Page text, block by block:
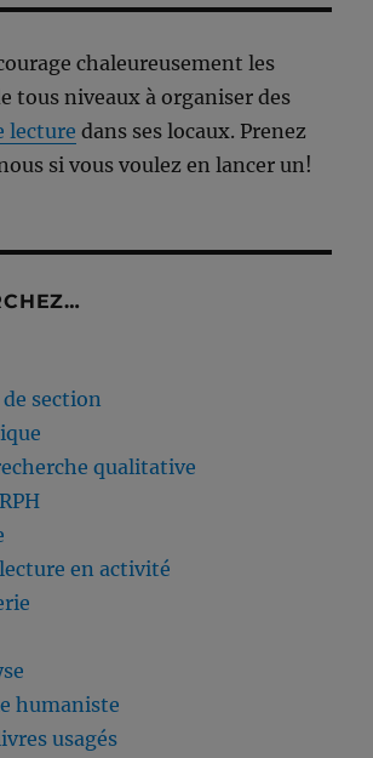
chaleureusement les
tous niveaux à organiser des
lecture dans ses locaux. Prenez
si vous voulez en lancer un!
section
qualitative
en activité
humaniste
usagés